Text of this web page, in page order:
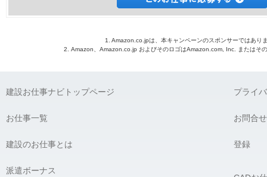
1. Amazon.co.jpは、本キャンペーンのスポンサーではあり
2. Amazon、Amazon.co.jp およびそのロゴはAmazon.com, Inc. またはそ
建設お仕事ナビトップページ
お仕事一覧
建設のお仕事とは
派遣ボーナス
プライ
お問合せ
登録